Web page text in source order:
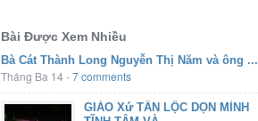
Bài Được Xem Nhiều
Bà Cát Thành Long Nguyễn Thị Năm và ông ...
Tháng Ba 14-7 comments
GIÁO Xứ TÂN LỘC DỌN MÌNH